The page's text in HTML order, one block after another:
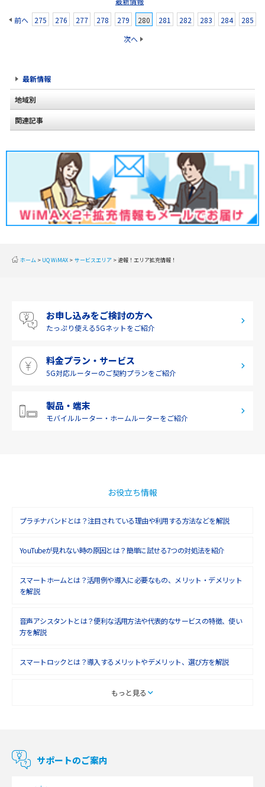
前へ
275 276 277 278 279 280 281 282 283 284
285
次へ
最新情報
地域別
北海道
甲信越
北陸
九州・沖縄
関連記事
2020年1月(2)
2019年12月(2)
2019年11月(2)
2019年10月(1)
2019年6月(1)
2019年4月(1)
2019年2月(7)
2018年7月(6)
2018年6月(6)
2018年4月(7)
2018年2月(6)
2017年10月(4)
ホーム UQ WiMAX サービスエリア 速報！エリア拡充情報！
お申し込みをご検討の方へ
たっぷり使える5Gネットをご紹介
料金プラン・サービス
5G対応ルーターのご契約プランをご紹介
製品・端末
モバイルルーター・ ホームルーターをご紹介
お役立ち情報
プラチナバンドとは？注目されている理由や利用する方法などを解説
YouTubeが見れない時の原因とは？簡単に試せる7つの対処法を紹介
スマートホームとは？活用例や導入に必要なもの、メリット・デメリット
を解説
音声アシスタントとは？便利な活用方法や代表的なサービスの特徴、使い
方を解説
スマートロックとは？導入するメリットやデメリット、選び方を解説
スマートテレビとは？特徴や選び方、使い方をわかりやすく解説
マンションで使えるWi-Fiは？種類ごとの特徴や選び方を紹介
もっと見る
サポートのご案内